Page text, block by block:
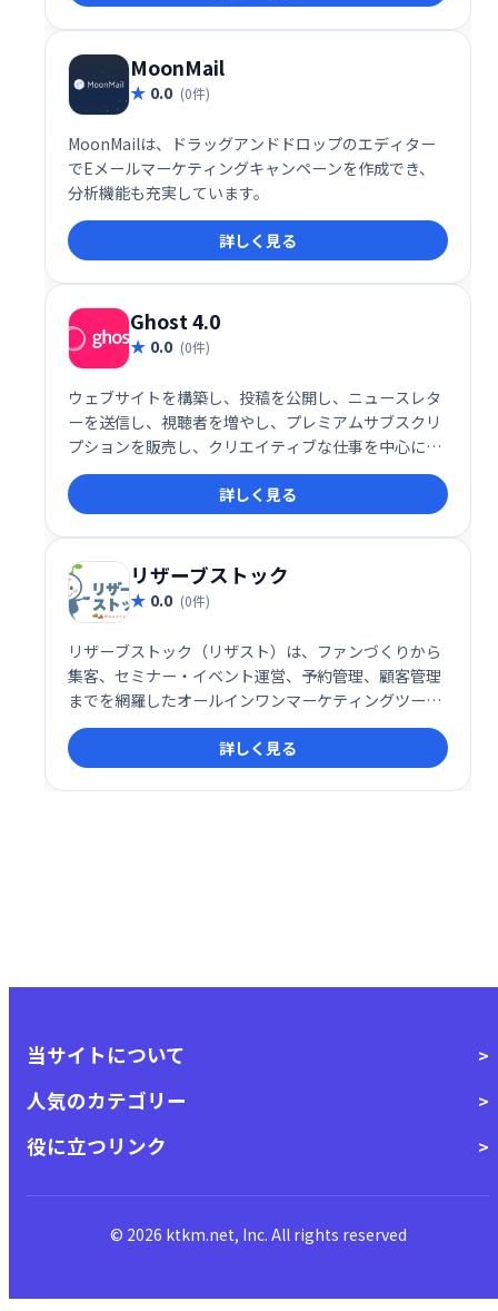
MoonMail
0.0 (0件)
MoonMailは、ドラッグアンドドロップのエディター
でEメールマーケティングキャンペーンを作成でき、
分析機能も充実しています。
詳しく見る
Ghost 4.0
0.0 (0件)
ウェブサイトを構築し、投稿を公開し、ニュースレタ
ーを送信し、視聴者を増やし、プレミアムサブスクリ
プションを販売し、クリエイティブな仕事を中心に持
続可能なビジネスを作成します。Ghost 4.0はそれを
すべて実行し、さらに多くのことを実行します。
詳しく見る
リザーブストック
0.0 (0件)
リザーブストック（リザスト）は、ファンづくりから
集客、セミナー・イベント運営、予約管理、顧客管理
までを網羅したオールインワンマーケティングツール
です。事務作業の効率化と顧客とのエンゲージメント
向上を実現し、ビジネス成長を強力にサポートしま
す。様々な機能を統合することで、業務負担を軽減
し、集客から顧客育成までを一元管理できます。
詳しく見る
当サイトについて
人気のカテゴリー
役に立つリンク
© 2026 ktkm.net, Inc. All rights reserved